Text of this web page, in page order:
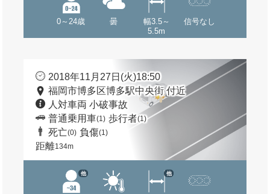
0～24歳 曇
幅3.5～
5.5m
信号なし
2018年11月27日(火)18:50
福岡市博多区博多駅中央街 付近
人対車両 小破事故
普通乗用車(1) 歩行者(1)
死亡(0) 負傷(1)
距離134m
他 他